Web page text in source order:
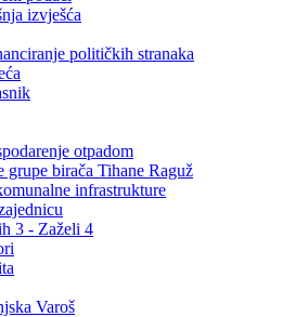
izvješća
političkih stranaka
otpadom
grupe birača Tihane Raguž
infrastrukture
3 - Zaželi 4
Varoš